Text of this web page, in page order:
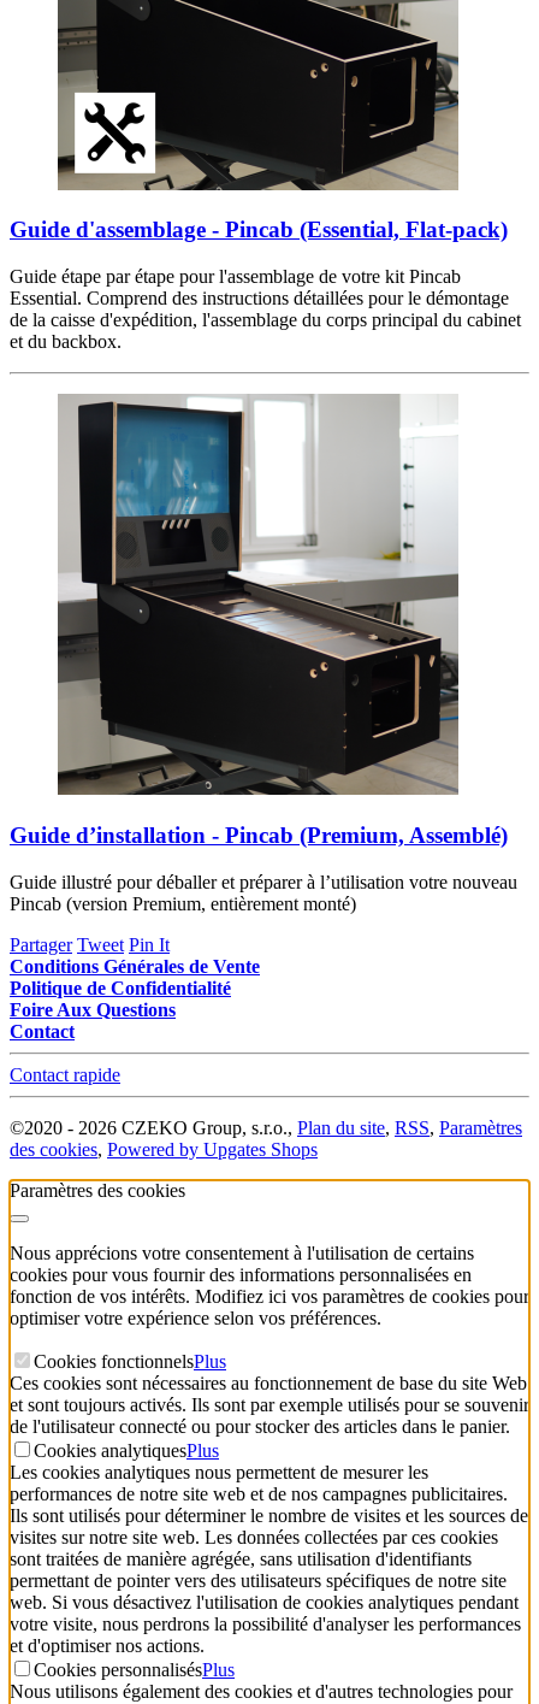
Guide d'assemblage - Pincab (Essential, Flat-pack)
Guide étape par étape pour l'assemblage de votre kit Pincab
Essential. Comprend des instructions détaillées pour le démontage
de la caisse d'expédition, l'assemblage du corps principal du cabinet
et du backbox.
Guide d’installation - Pincab (Premium, Assemblé)
Guide illustré pour déballer et préparer à l’utilisation votre nouveau
Pincab (version Premium, entièrement monté)
Partager Tweet Pin It
Conditions Générales de Vente
Politique de Confidentialité
Foire Aux Questions
Contact
Contact rapide
©2020 - 2026 CZEKO Group, s.r.o., Plan du site, RSS, Paramètres
des cookies, Powered by Upgates Shops
Paramètres des cookies
Nous apprécions votre consentement à l'utilisation de certains
cookies pour vous fournir des informations personnalisées en
fonction de vos intérêts. Modifiez ici vos paramètres de cookies pour
optimiser votre expérience selon vos préférences.
Cookies fonctionnelsPlus
Ces cookies sont nécessaires au fonctionnement de base du site Web
et sont toujours activés. Ils sont par exemple utilisés pour se souvenir
de l'utilisateur connecté ou pour stocker des articles dans le panier.
Cookies analytiquesPlus
Les cookies analytiques nous permettent de mesurer les
performances de notre site web et de nos campagnes publicitaires.
Ils sont utilisés pour déterminer le nombre de visites et les sources de
visites sur notre site web. Les données collectées par ces cookies
sont traitées de manière agrégée, sans utilisation d'identifiants
permettant de pointer vers des utilisateurs spécifiques de notre site
web. Si vous désactivez l'utilisation de cookies analytiques pendant
votre visite, nous perdrons la possibilité d'analyser les performances
et d'optimiser nos actions.
Cookies personnalisésPlus
Nous utilisons également des cookies et d'autres technologies pour